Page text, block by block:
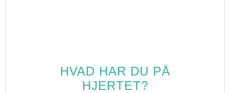
HVAD HAR DU PÅ
HJERTET?